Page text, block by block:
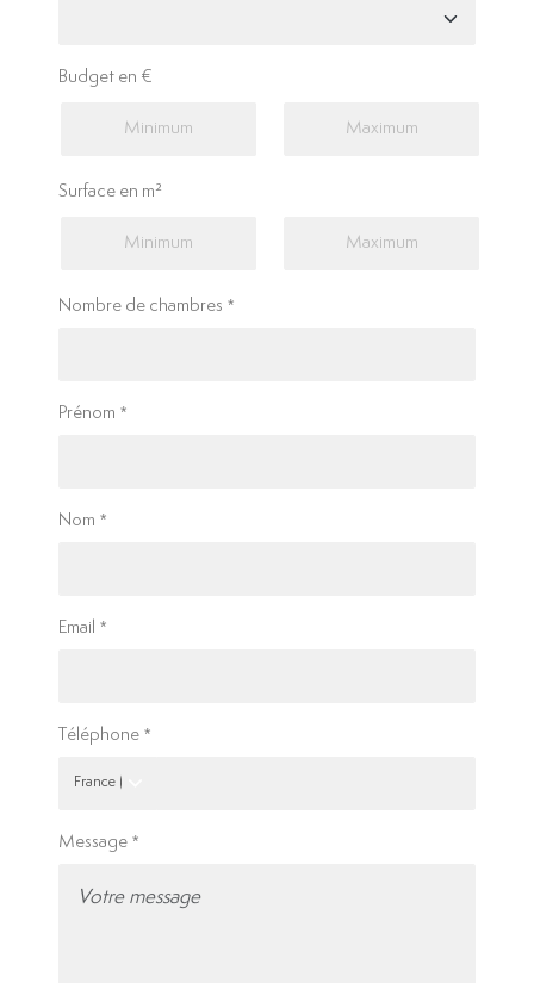
Budget en €
Surface en m²
Nombre de chambres
Prénom
Nom
Email
Téléphone
Message